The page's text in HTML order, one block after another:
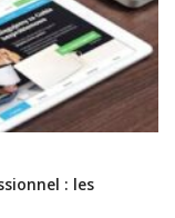
: les